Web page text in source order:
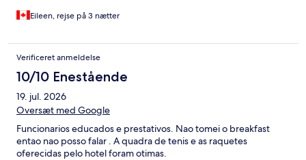
Eileen, rejse på 3 nætter
Verificeret anmeldelse
10/10 Enestående
19. jul. 2026
Oversæt med Google
Funcionarios educados e prestativos. Nao tomei o breakfast
entao nao posso falar . A quadra de tenis e as raquetes
oferecidas pelo hotel foram otimas.